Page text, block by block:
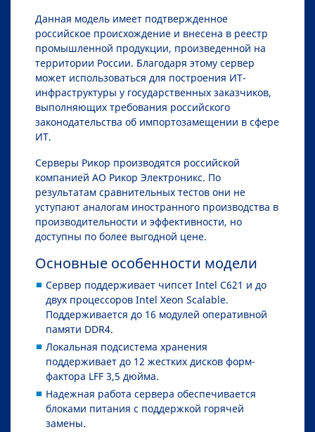
Данная модель имеет подтвержденное
российское происхождение и внесена в реестр
промышленной продукции, произведенной на
территории России. Благодаря этому сервер
может использоваться для построения ИТ-
инфраструктуры у государственных заказчиков,
выполняющих требования российского
законодательства об импортозамещении в сфере
ИТ.
Серверы Рикор производятся российской
компанией АО Рикор Электроникс. По
результатам сравнительных тестов они не
уступают аналогам иностранного производства в
производительности и эффективности, но
доступны по более выгодной цене.
Основные особенности модели
Сервер поддерживает чипсет Intel C621 и до
двух процессоров Intel Xeon Scalable.
Поддерживается до 16 модулей оперативной
памяти DDR4.
Локальная подсистема хранения
поддерживает до 12 жестких дисков форм-
фактора LFF 3,5 дюйма.
Надежная работа сервера обеспечивается
блоками питания с поддержкой горячей
замены.